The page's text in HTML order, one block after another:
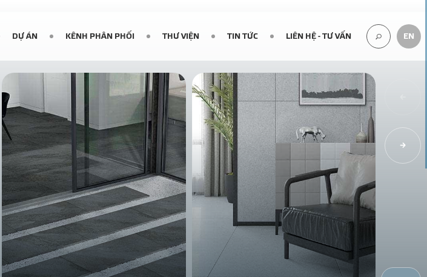
DỰ ÁN KÊNH PHÂN PHỐI THƯ VIỆN TIN TỨC LIÊN HỆ - TƯ VẤN EN